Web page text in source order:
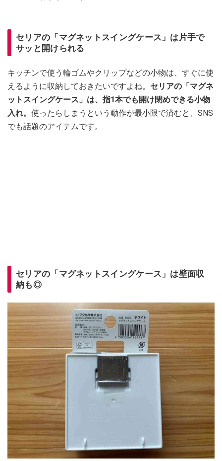
セリアの「マグネットスイングケース」は片手で
サッと開けられる
キッチンで使う輪ゴムやクリップなどの小物は、すぐに使
えるように収納しておきたいですよね。 セリアの「マグネ
ットスイングケース」は、指1本でも開け閉めできる小物
入れ。 使ったらしまうという動作が最小限で済むと、SNS
でも話題のアイテムです。
セリアの「マグネットスイングケース」は壁面収
納も◎